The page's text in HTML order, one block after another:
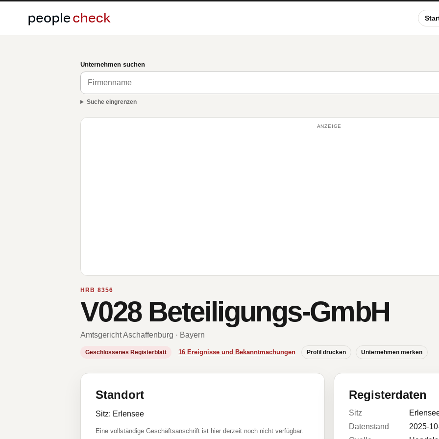
Unternehmen suchen
Suche eingrenzen
ANZEIGE
HRB 8356
V028 Beteiligungs-GmbH
Amtsgericht Aschaffenburg · Bayern
Geschlossenes Registerblatt 16 Ereignisse und Bekanntmachungen Profil drucken Unternehmen merken
Standort
Sitz: Erlensee
Eine vollständige Geschäftsanschrift ist hier derzeit noch nicht verfügbar.
Registerdaten
Sitz
Datenstand
2025-